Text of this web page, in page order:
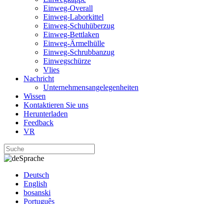
Einweg-Overall
Einweg-Laborkittel
Einweg-Schuhüberzug
Einweg-Bettlaken
Einweg-Ärmelhülle
Einweg-Schrubbanzug
Einwegschürze
Vlies
Nachricht
Unternehmensangelegenheiten
Wissen
Kontaktieren Sie uns
Herunterladen
Feedback
VR
Sprache
Deutsch
English
bosanski
Português